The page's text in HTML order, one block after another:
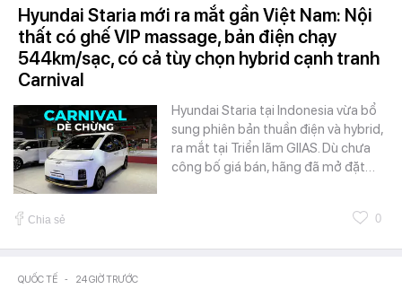
Hyundai Staria mới ra mắt gần Việt Nam: Nội
thất có ghế VIP massage, bản điện chạy
544km/sạc, có cả tùy chọn hybrid cạnh tranh
Carnival
Hyundai Staria tại Indonesia vừa bổ
sung phiên bản thuần điện và hybrid,
ra mắt tại Triển lãm GIIAS. Dù chưa
công bố giá bán, hãng đã mở đặt…
Chia sẻ 0
QUỐC TẾ - 24 GIỜ TRƯỚC